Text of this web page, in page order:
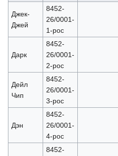
Джек-
Джей
8452-
26/0001-
1-рос
Дарк
8452-
26/0001-
2-рос
Дейл
Чип
8452-
26/0001-
3-рос
Дэн
8452-
26/0001-
4-рос
8452-